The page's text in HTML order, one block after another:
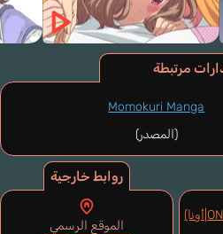
مرتبطة
Momokuri Manga
(المصدر)
روابط خارجية
الموقع الرسمي